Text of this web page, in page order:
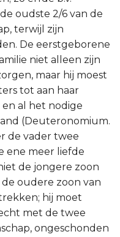
oudste 2/6 van de
terwijl zijn
De eerstgeborene
niet alleen zijn
maar hij moest
tot aan haar
al het nodige
(Deuteronomium.
de vader twee
ene meer liefde
de jongere zoon
oudere zoon van
hij moet
met de twee
ongeschonden